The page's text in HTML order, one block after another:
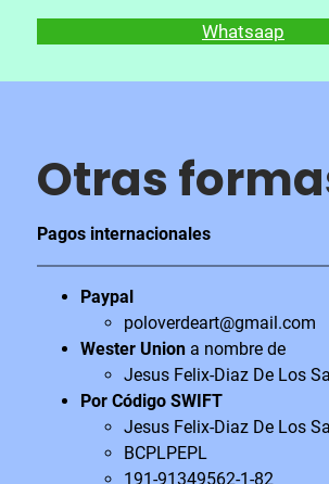
Whatsaap
Otras
Pagos internacionales
Paypal
poloverdeart@gmail.com
Wester Union a nombre de
Jesus Felix-Diaz De Los
Por Código SWIFT
Jesus Felix-Diaz De Los
BCPLPEPL
191-91349562-1-82